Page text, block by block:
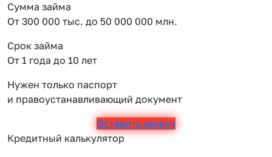
Сумма займа
От 300 000 тыс. до 50 000 000 млн.
Срок займа
От 1 года до 10 лет
Нужен только паспорт
и правоустанавливающий документ
Оставить заявку
Кредитный калькулятор